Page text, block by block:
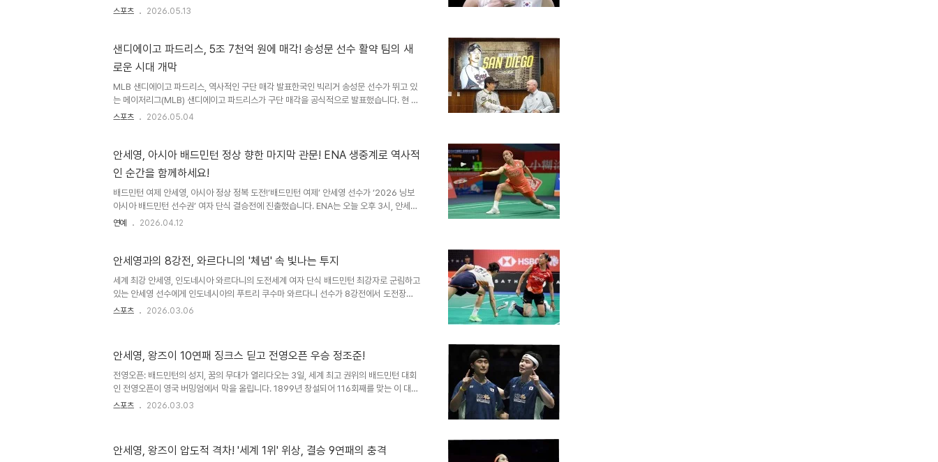
서 한국 여자 배드민턴 대표팀의 통산 세 번째 우승을 이끈 안세영은 결승전에서 라이벌 왕
라는 눈부신 기록을 세웠습니다. 화제의 세리머니, 그 숨겨진 의미안세영의 결승전 승리 후
펼쳐진 호쾌한 세리머니는 팬들 사이에서 큰 화제가 되었습니다. 중국에서는 다소 과격하다
는 비판도 있었지만, 안세영은 이에 대해 '단체전에서 기선 제압과 분위기 고조가 중요했기
..
스포츠 2026.05.13
샌디에이고 파드리스, 5조 7천억 원에 매각! 송성문 선수 활약 팀의 새
로운 시대 개막
MLB 샌디에이고 파드리스, 역사적인 구단 매각 발표한국인 빅리거 송성문 선수가 뛰고 있
는 메이저리그(MLB) 샌디에이고 파드리스가 구단 매각을 공식적으로 발표했습니다. 현 소
유주인 세이들러 가문은 사모펀드 투자자인 호세 펠리시아노와 콴자 존스 부부가 이끄는 투
있습니다. 이는 종전 최고가였던 뉴욕 메츠의 매각 금액을 크게 뛰어넘는 수치입니다. 새로
운 구단주, 첼시 인수로도 유명한 펠리시아노 부부새로운 구단주가 될 호세 펠리시아노와
콴자 존스 부부는 이미 축구계에서도 큰 족적을 남겼습니다. 이들은 잉글랜드 프리미어리그
(E..
스포츠 2026.05.04
안세영, 아시아 배드민턴 정상 향한 마지막 관문! ENA 생중계로 역사적
인 순간을 함께하세요!
배드민턴 여제 안세영, 아시아 정상 정복 도전!‘배드민턴 여제’ 안세영 선수가 ‘2026 닝보
아시아 배드민턴 선수권’ 여자 단식 결승전에 진출했습니다. ENA는 오늘 오후 3시, 안세영
선수의 결승 경기를 생중계하며 역사적인 순간을 안방 시청자들에게 전달할 예정입니다. 이
우승, 항저우 아시안게임 금메달, 2024 파리 올림픽 금메달을 석권하며 배드민턴 3대 메
배드민턴 그랜드슬램 달성과 함께 새로운 역사를 쓰게 됩니다. 이 대회는 안세영 선수에..
연예 2026.04.12
안세영과의 8강전, 와르다니의 '체념' 속 빛나는 투지
세계 최강 안세영, 인도네시아 와르다니의 도전세계 여자 단식 배드민턴 최강자로 군림하고
있는 안세영 선수에게 인도네시아의 푸트리 쿠수마 와르다니 선수가 8강전에서 도전장을
내밀었습니다. 세계 랭킹 1위인 안세영을 상대로 와르다니는 모든 부담을 내려놓고 경기에
특히 첫 게임은 듀스까지 가는 치열한 승부였으며, 와르다니는 어려운 승부를 이겨내며 다
음 라운드로 나아갔습니다. 이전 1회전에서는 상대 선수의 부상 기권으로 비교적 체력 소
모..
스포츠 2026.03.06
안세영, 왕즈이 10연패 징크스 딛고 전영오픈 우승 정조준!
전영오픈: 배드민턴의 성지, 꿈의 무대가 열리다오는 3일, 세계 최고 권위의 배드민턴 대회
인 전영오픈이 영국 버밍엄에서 막을 올립니다. 1899년 창설되어 116회째를 맞는 이 대회
는 총상금 145만 달러(약 21억원)와 12,000점의 랭킹 포인트가 걸려 있어 선수들에게는
지난해 여자 단식 최초 11관왕이라는 대기록을 세운 안세영은 상금, 승률, 다승 등 모든 면
스포츠 2026.03.03
안세영, 왕즈이 압도적 격차! '세계 1위' 위상, 결승 9연패의 충격